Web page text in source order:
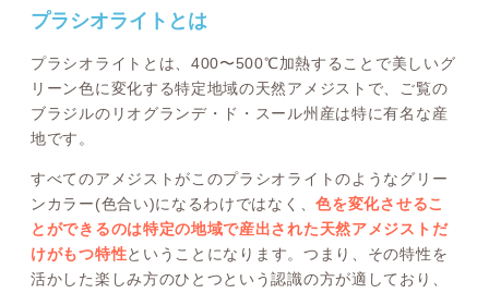
プラシオライトとは
プラシオライトとは、400〜500℃加熱することで美しいグ
リーン色に変化する特定地域の天然アメジストで、ご覧の
ブラジルのリオグランデ・ド・スール州産は特に有名な産
地です。
すべてのアメジストがこのプラシオライトのようなグリー
ンカラー(色合い)になるわけではなく、色を変化させるこ
とができるのは特定の地域で産出された天然アメジストだ
けがもつ特性ということになります。つまり、その特性を
活かした楽しみ方のひとつという認識の方が適しており、